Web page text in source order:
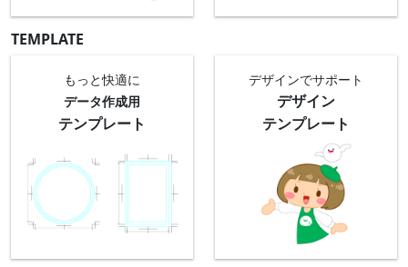
TEMPLATE
もっと快適に
データ作成用
テンプレート
デザインでサポート
デザイン
テンプレート